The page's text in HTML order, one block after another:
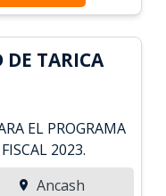
TARICA
EL PROGRAMA
2023.
Ancash